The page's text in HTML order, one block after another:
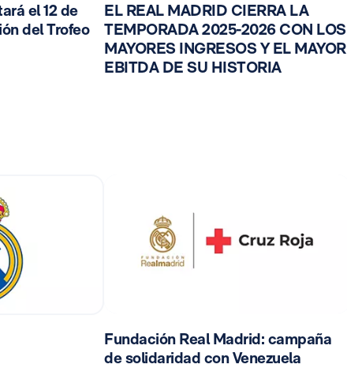
el 12 de
del Trofeo
EL REAL MADRID CIERRA LA
TEMPORADA 2025-2026 CON LOS
MAYORES INGRESOS Y EL MAYOR
EBITDA DE SU HISTORIA
Fundación Real Madrid: campaña
de solidaridad con Venezuela